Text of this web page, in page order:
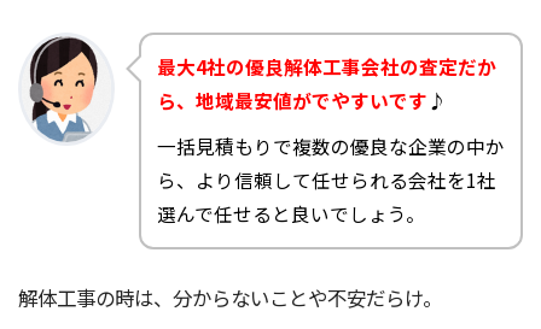
最大4社の優良解体工事会社の査定だか
ら、地域最安値がでやすいです♪
一括見積もりで複数の優良な企業の中か
ら、より信頼して任せられる会社を1社
選んで任せると良いでしょう。
解体工事の時は、分からないことや不安だらけ。